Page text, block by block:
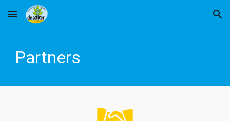
Skip to main content Skip to navigation
Partners